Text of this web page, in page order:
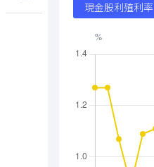
現金股利殖利率